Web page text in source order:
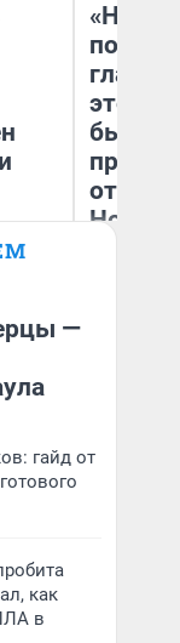
этого
бьет
отзыв
Нолана
—
гайд от
как
в